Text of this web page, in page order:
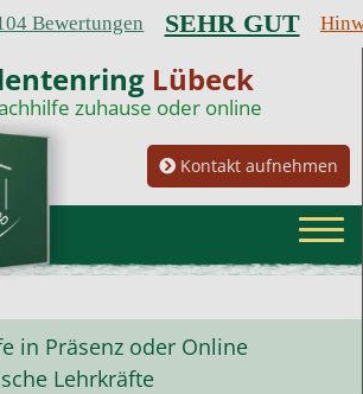
Bewertungen SEHR GUT
Lübeck
zuhause oder online
Kontakt aufnehmen
in Präsenz oder Online
Lehrkräfte